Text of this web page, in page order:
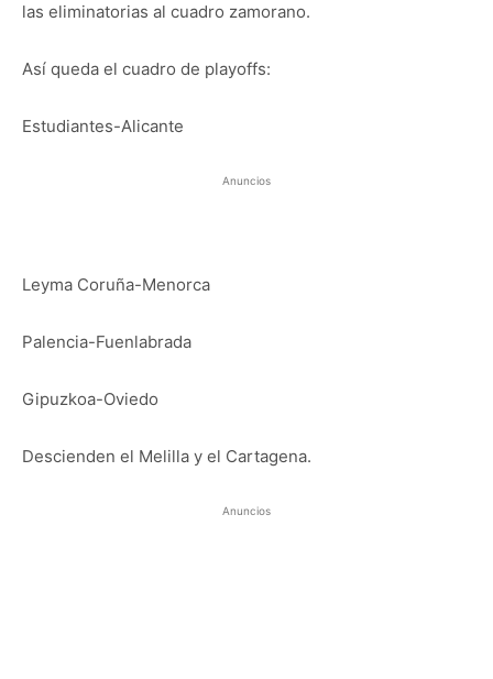
las eliminatorias al cuadro zamorano.
Así queda el cuadro de playoffs:
Estudiantes-Alicante
Anuncios
Leyma Coruña-Menorca
Palencia-Fuenlabrada
Gipuzkoa-Oviedo
Descienden el Melilla y el Cartagena.
Anuncios